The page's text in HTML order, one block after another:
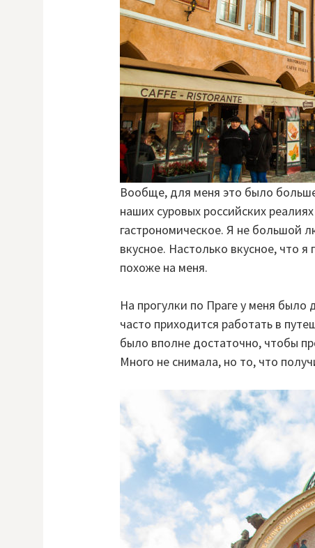
Вообще, для меня это было
наших суровых российских
гастрономическое. Я не большой
вкусное. Настолько вкусное, что
похоже на меня.
На прогулки по Праге у меня было
часто приходится работать в
было вполне достаточно, чтобы
Много не снимала, но то, что